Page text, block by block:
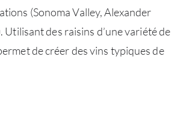
(Sonoma Valley, Alexander
des raisins d’une variété de
de créer des vins typiques de